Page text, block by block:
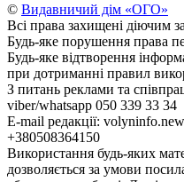
© Видавничий дім «ОГО»
Всі права захищені діючим
Будь-яке порушення права
Будь-яке відтворення
при дотриманні правил
З питань реклами та
viber/whatsapp 050 339 33 34
E-mail редакції:
+380508364150
Використання будь-яких
дозволяється за умови